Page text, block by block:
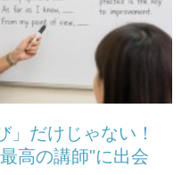
」だけじゃない！
高の講師"に出会